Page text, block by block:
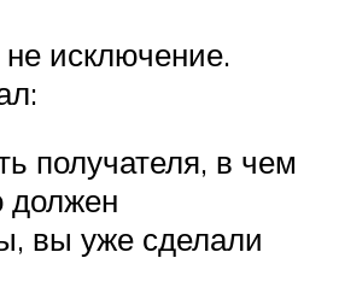
исключение.
получателя, в чем
должен
вы уже сделали